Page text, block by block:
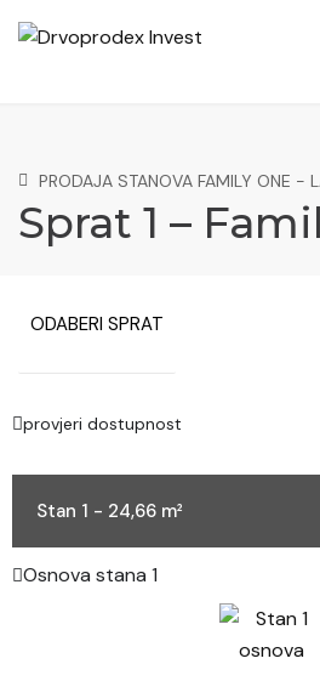
PRODAJA STANOVA FAMILY ONE -
Sprat 1 –
ODABERI SPRAT
provjeri dostupnost
Stan 1 - 24,66 m²
Osnova stana 1